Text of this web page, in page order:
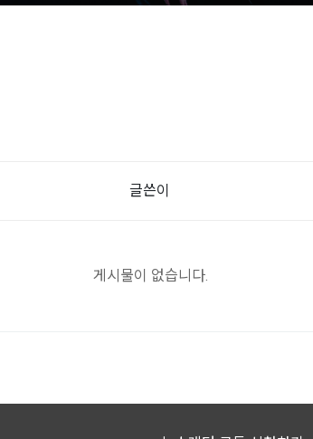
글쓴이
게시물이 없습니다.